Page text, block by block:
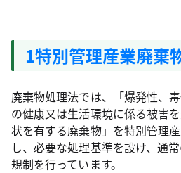
1特別管理産業廃棄
廃棄物処理法では、「爆発性、
の健康又は生活環境に係る被害
状を有する廃棄物」を特別管理
し、必要な処理基準を設け、通
規制を行っています。